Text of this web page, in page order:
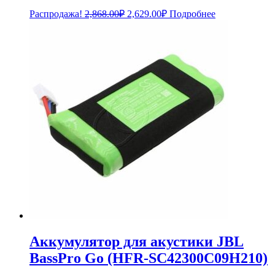
Распродажа! 2,868.00₽ Первоначальная
2,629.00₽Текущая
цена:
Подробнее
Аккумулятор для акустики JBL
BassPro Go (HFR-SC42300C09H210)